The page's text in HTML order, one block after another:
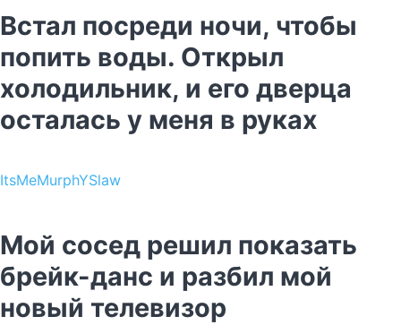
Встал посреди ночи, чтобы
попить воды. Открыл
холодильник, и его дверца
осталась у меня в руках
ItsMeMurphYSlaw
Мой сосед решил показать
брейк-данс и разбил мой
новый телевизор